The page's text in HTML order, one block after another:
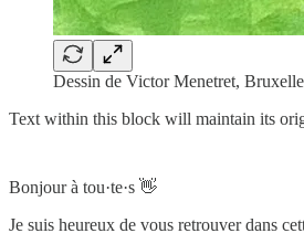
Dessin de Victor Menetret,
Text within this block will maintain its
Bonjour à tou·te·s 👋
Je suis heureux de vous retrouver dans